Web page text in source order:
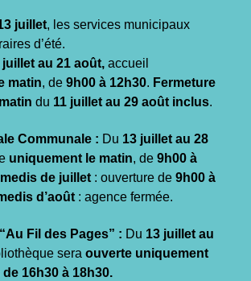
juillet, les services municipaux
d’été.
juillet au 21 août, accueil
matin, de 9h00 à 12h30. Fermeture
du 11 juillet au 29 août inclus.
Communale : Du 13 juillet au 28
uniquement le matin, de 9h00 à
de juillet : ouverture de 9h00 à
d’août : agence fermée.
Fil des Pages” : Du 13 juillet au
sera ouverte uniquement
16h30 à 18h30.